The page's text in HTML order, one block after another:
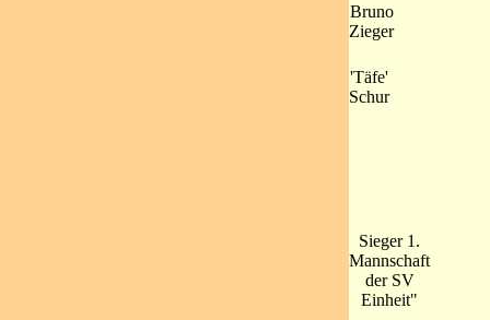
Bruno
Zieger
'Täfe'
Schur
Sieger 1.
Mannschaft
der SV
Einheit"